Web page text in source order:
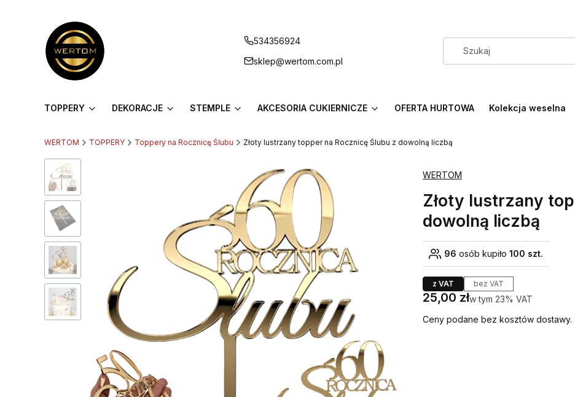
534356924
sklep@wertom.com.pl
TOPPERY DEKORACJE STEMPLE AKCESORIA CUKIERNICZE OFERTA HURTOWA Kolekcja weselna
WERTOM TOPPERY Toppery na Rocznicę Ślubu Złoty lustrzany topper na Rocznicę Ślubu z dowolną liczbą
WERTOM
Złoty lustrzany
dowolną liczbą
96 osób kupiło 100 szt.
z VAT bez VAT
Cena
25,00 złw tym 23% VAT
w tym 23% VAT
Ceny podane bez kosztów dostawy.